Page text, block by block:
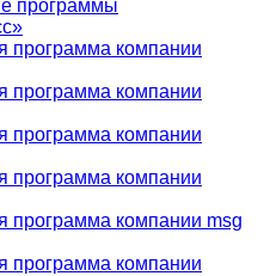
программы
программа компании
программа компании
программа компании
программа компании
программа компании msg
программа компании